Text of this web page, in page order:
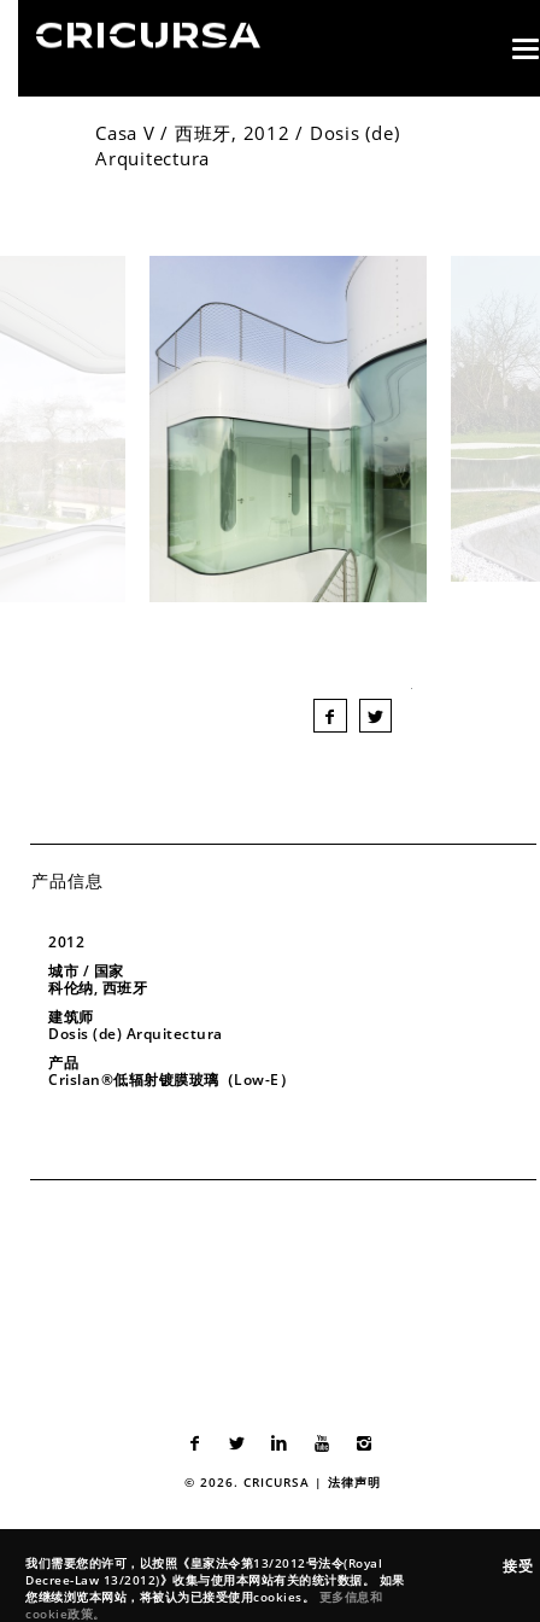
接受
我们需要您的许可，以按照《皇家法令第13/2012号法令(Royal
Decree-Law 13/2012)》收集与使用本网站有关的统计数据。 如果
您继续浏览本网站，将被认为已接受使用cookies。 更多信息和
cookie政策。
Casa V / 西班牙, 2012 / Dosis (de)
Arquitectura
产品信息
2012
城市 / 国家
科伦纳, 西班牙
建筑师
Dosis (de) Arquitectura
产品
Crislan®低辐射镀膜玻璃（Low-E）
© 2026. CRICURSA | 法律声明